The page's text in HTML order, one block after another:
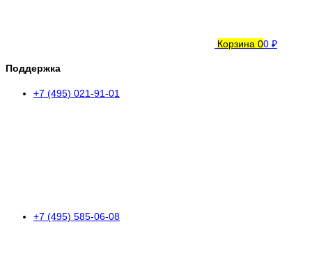
Корзина 00 ₽
Поддержка
+7 (495) 021-91-01
+7 (495) 585-06-08